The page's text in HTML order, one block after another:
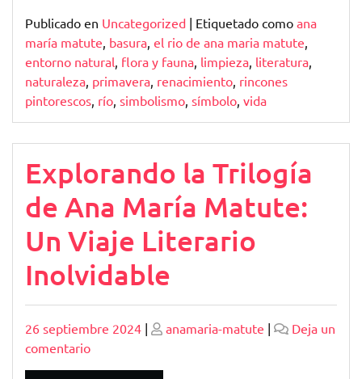
Publicado en Uncategorized | Etiquetado como ana
maría matute, basura, el rio de ana maria matute,
entorno natural, flora y fauna, limpieza, literatura,
naturaleza, primavera, renacimiento, rincones
pintorescos, río, simbolismo, símbolo, vida
Explorando la Trilogía
de Ana María Matute:
Un Viaje Literario
Inolvidable
Publicado
26 septiembre 2024 | Publicado
anamaria-matute |
Deja un
comentarioen
Explorando